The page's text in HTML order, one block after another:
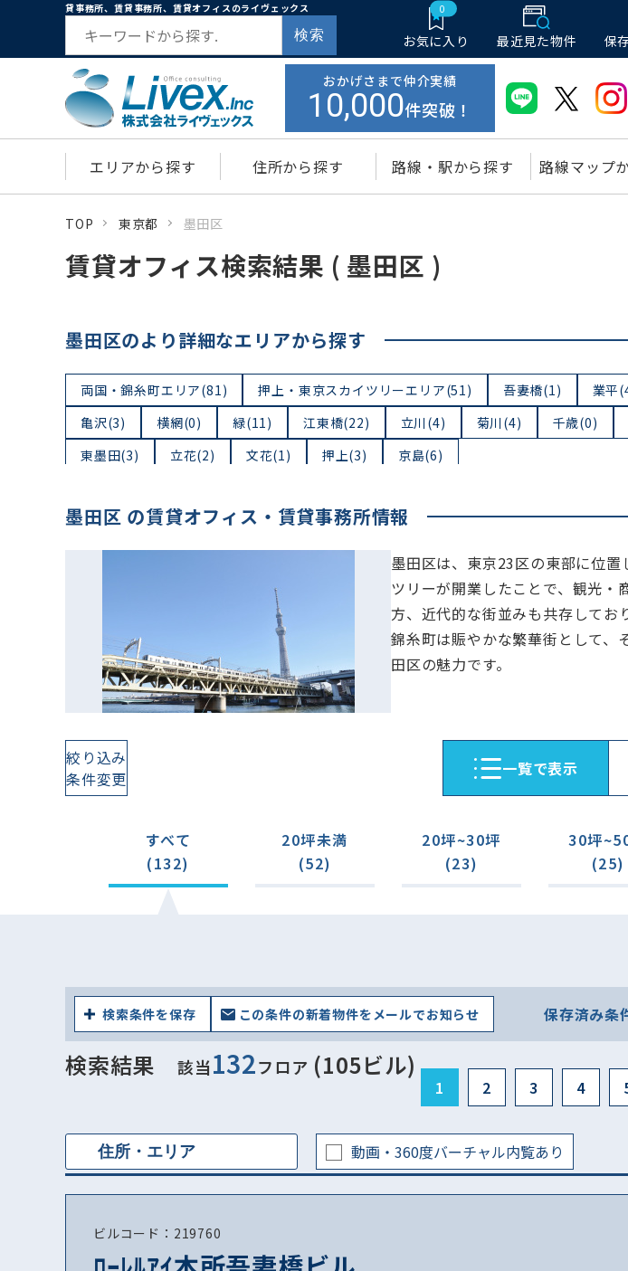
貸事務所、賃貸事務所、賃貸オフィスのライヴェックス
検索
0
お気に入り 最近見た物件 保
おかげさまで仲介実績
10,000件突破！
エリアから探す 住所から探す 路線・駅から探す 路線マップ
TOP 東京都 墨田区
賃貸オフィス検索結果 ( 墨田区 )
墨田区のより詳細なエリアから探す
両国・錦糸町エリア(81) 押上・東京スカイツリーエリア(51) 吾妻橋(1) 業平
亀沢(3)
横網(0) 緑(11) 江東橋(22) 立川(4) 菊川(4) 千歳(0)
東墨田(3)
立花(2) 文花(1) 押上(3) 京島(6)
墨田区 の賃貸オフィス・賃貸事務所情報
墨田区は、東京23区の東部に位置
ツリーが開業したことで、観光・
方、近代的な街並みも共存してお
錦糸町は賑やかな繁華街として、
田区の魅力です。
絞り込み
条件変更
⼀覧で表⽰
すべて
(132)
20坪未満
(52)
20坪~30坪
(23)
30坪
(25)
検索条件を保存 この条件の新着物件をメールでお知らせ 保存済み条
検索結果 該当132フロア (105ビル)
1 2 3 4
動画・360度バーチャル内覧あり
ビルコード：219760